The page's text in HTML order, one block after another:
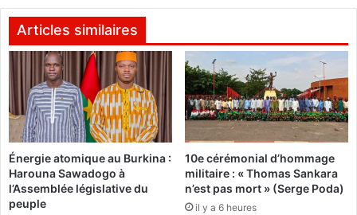
u
e
m
e
n
t
r
e
s
e
'
r
a
s
u
s
c
i
Articles similaires
Énergie atomique au Burkina :
Harouna Sawadogo à
l’Assemblée législative du
peuple
10e cérémonial d’hommage
militaire : « Thomas Sankara
n’est pas mort » (Serge Poda)
il y a 6 heures